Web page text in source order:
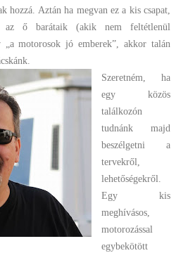
hozzá. Aztán ha megvan ez a kis csapat,
az ő barátaik (akik nem feltétlenül
motorosok jó emberek”, akkor talán
Szeretném, ha
egy közös
találkozón
tudnánk majd
beszélgetni a
tervekről,
lehetőségekről.
Egy kis
meghívásos,
motorozással
egybekötött